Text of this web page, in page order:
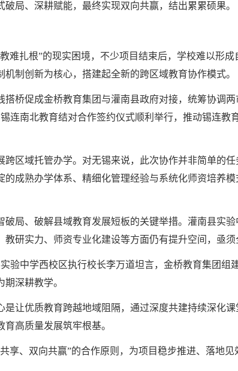
局、深耕赋能，最终实现双向共赢，结出累累硕果。
难扎根”的现实困境，不少项目结束后，学校难以形
制创新为核心，搭建起全新的跨区域教育协作模式。
桥促成金桥教育集团与灌南县政府对接，统筹协调
连南北教育结对合作签约仪式顺利举行，推动锡连教
区域托管办学。对无锡来说，此次协作并非简单的
成熟办学体系、精细化管理经验与系统化师资培养
局、破解县域教育发展短板的关键举措。灌南县实
研实力、师资专业化建设等方面仍有提升空间，亟须
验中学西校区执行校长李万道坦言，金桥教育集团组
深耕教学。
让优质教育跨越地域阻隔，通过深度共建持续深化
高质量发展筑牢根基。
、双向共赢”的合作原则，为项目稳步推进、落地见